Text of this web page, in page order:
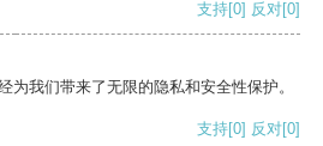
支持[0] 反对[0]
为我们带来了无限的隐私和安全性保护。
支持[0] 反对[0]